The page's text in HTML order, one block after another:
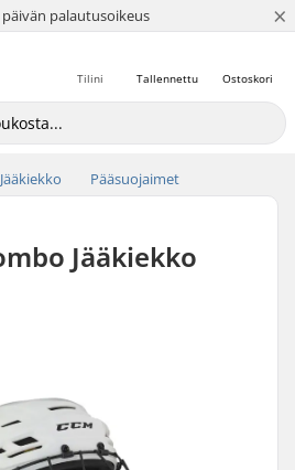
päivän palautusoikeus
4.8 / 5 ×
Ostoskori
Tallennettu
Tilini
Jääkiekko Pääsuojaimet
Jääkiekko